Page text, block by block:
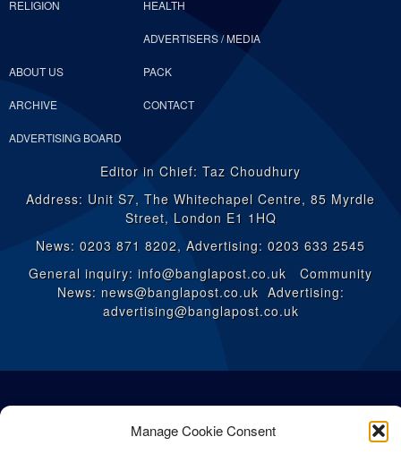
Manage Cookie Consent
RELIGION HEALTH
ABOUT US
ADVERTISERS / MEDIA
PACK
ARCHIVE CONTACT
ADVERTISING BOARD
Editor in Chief: Taz Choudhury
Address: Unit S7, The Whitechapel Centre, 85 Myrdle
Street, London E1 1HQ
News: 0203 871 8202, Advertising: 0203 633 2545
General inquiry: info@banglapost.co.uk Community
News: news@banglapost.co.uk Advertising:
advertising@banglapost.co.uk